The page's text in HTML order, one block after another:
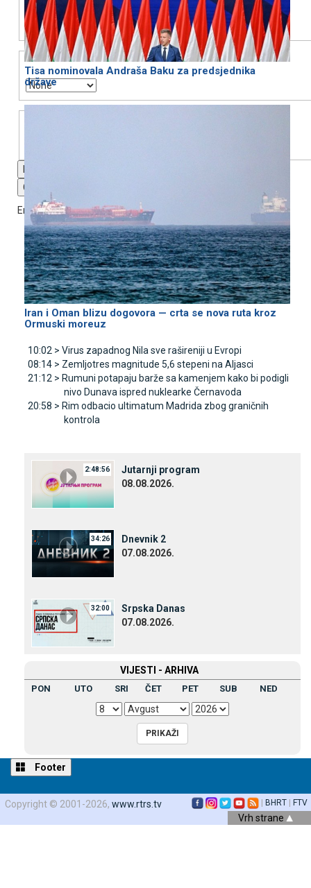
Text Edge Style
Close Modal Dialog
End of dialog window.
Tisa nominovala Andraša Baku za predsjednika
države
Iran i Oman blizu dogovora — crta se nova ruta kroz
Ormuski moreuz
10:02 > Virus zapadnog Nila sve rašireniji u Evropi
08:14 > Zemljotres magnitude 5,6 stepeni na Aljasci
21:12 > Rumuni potapaju barže sa kamenjem kako bi podigli
nivo Dunava ispred nuklearke Černavoda
20:58 > Rim odbacio ultimatum Madrida zbog graničnih
kontrola
2:48:56
Јutarnji program
08.08.2026.
34:26
Dnevnik 2
07.08.2026.
32:00
Srpska Danas
07.08.2026.
VIЈESTI - ARHIVA
PON UTO SRI ČET PET SUB NED
Footer
Copyright © 2001-2026, www.rtrs.tv | BHRT | FTV
Vrh strane